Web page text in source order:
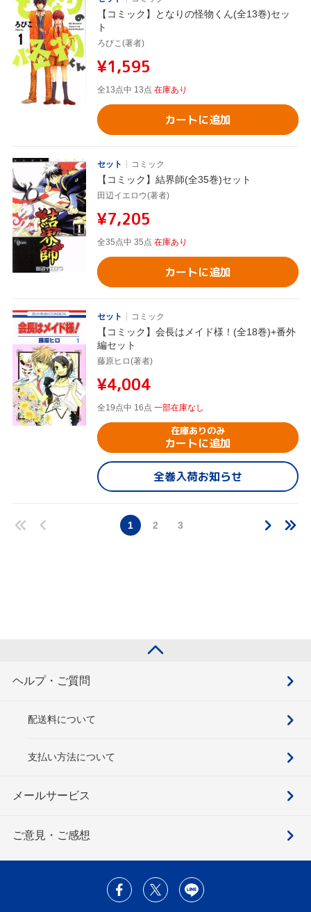
【コミック】となりの怪物くん(全13巻)セッ
ト
ろびこ(著者)
¥1,595
全13点中 13点 在庫あり
カートに追加
セット コミック
【コミック】結界師(全35巻)セット
田辺イエロウ(著者)
¥7,205
全35点中 35点 在庫あり
カートに追加
セット コミック
【コミック】会長はメイド様！(全18巻)+番外
編セット
藤原ヒロ(著者)
¥4,004
全19点中 16点 一部在庫なし
在庫ありのみ
カートに追加
全巻入荷お知らせ
1 2 3
ヘルプ・ご質問
配送料について
支払い方法について
メールサービス
ご意見・ご感想